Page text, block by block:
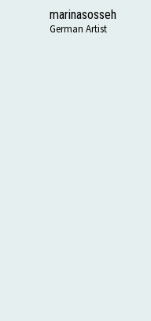
marinasosseh
German Artist